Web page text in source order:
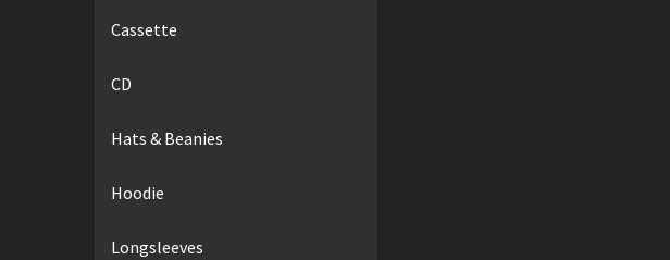
Cassette
CD
Hats & Beanies
Hoodie
Longsleeves